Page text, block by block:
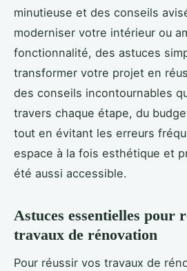
minutieuse et des conseils
moderniser votre intérieur ou
fonctionnalité, des astuces
transformer votre projet en
des conseils incontournables
travers chaque étape, du
tout en évitant les erreurs
espace à la fois esthétique et
été aussi accessible.
Astuces essentielles pour
travaux de rénovation
Pour réussir vos travaux de